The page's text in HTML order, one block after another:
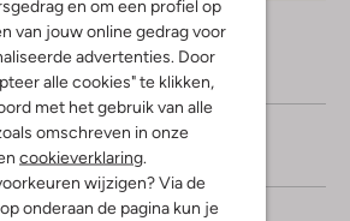
en om een profiel op
van jouw online gedrag voor
advertenties. Door
alle cookies" te klikken,
met het gebruik van alle
omschreven in onze
cookieverklaring.
wijzigen? Via de
onderaan de pagina kun je